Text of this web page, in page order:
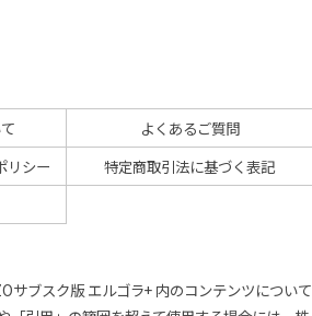
よくあるご質問
リシー
特定商取引法に基づく表記
サブスク版 エルゴラ+ 内のコンテンツについて